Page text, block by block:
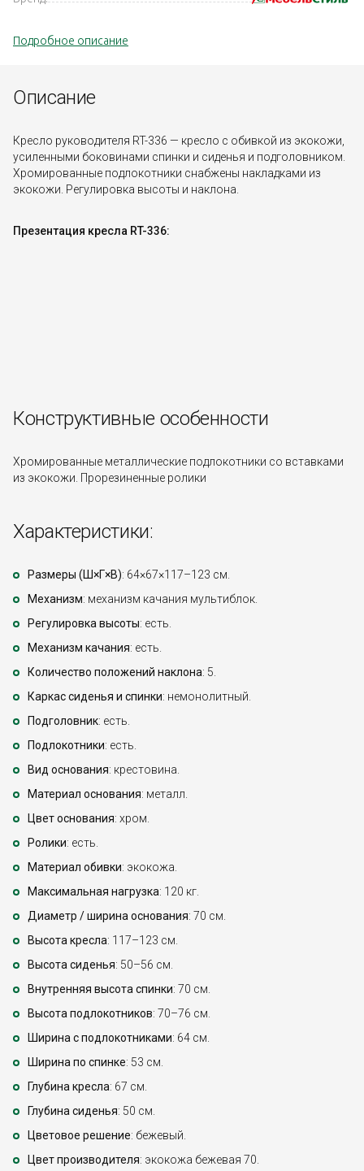
Подробное описание
Описание
Кресло руководителя RT-336 — кресло с обивкой из экокожи,
усиленными боковинами спинки и сиденья и подголовником.
Хромированные подлокотники снабжены накладками из
экокожи. Регулировка высоты и наклона.
Презентация кресла RT-336:
Конструктивные особенности
Хромированные металлические подлокотники со вставками
из экокожи. Прорезиненные ролики
Характеристики:
Размеры (Ш×Г×В): 64×67×117–123 см.
Механизм: механизм качания мультиблок.
Регулировка высоты: есть.
Механизм качания: есть.
Количество положений наклона: 5.
Каркас сиденья и спинки: немонолитный.
Подголовник: есть.
Подлокотники: есть.
Вид основания: крестовина.
Материал основания: металл.
Цвет основания: хром.
Ролики: есть.
Материал обивки: экокожа.
Максимальная нагрузка: 120 кг.
Диаметр / ширина основания: 70 см.
Высота кресла: 117–123 см.
Высота сиденья: 50–56 см.
Внутренняя высота спинки: 70 см.
Высота подлокотников: 70–76 см.
Ширина с подлокотниками: 64 см.
Ширина по спинке: 53 см.
Глубина кресла: 67 см.
Глубина сиденья: 50 см.
Цветовое решение: бежевый.
Цвет производителя: экокожа бежевая 70.